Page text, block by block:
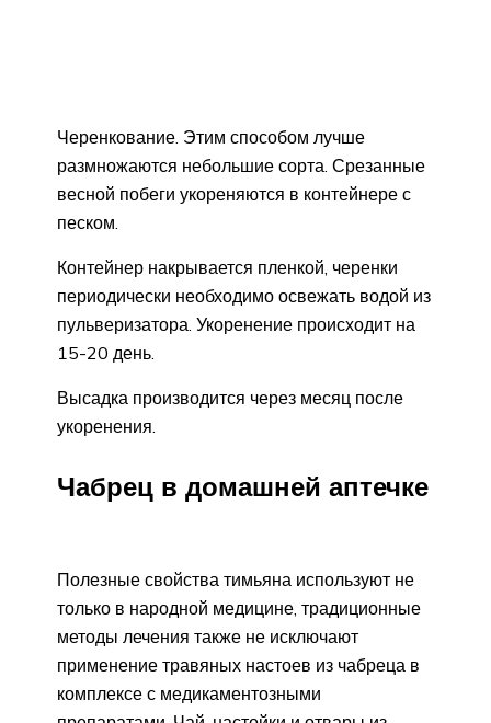
Черенкование. Этим способом лучше
размножаются небольшие сорта. Срезанные
весной побеги укореняются в контейнере с
песком.
Контейнер накрывается пленкой, черенки
периодически необходимо освежать водой из
пульверизатора. Укоренение происходит на
15-20 день.
Высадка производится через месяц после
укоренения.
Чабрец в домашней аптечке
Полезные свойства тимьяна используют не
только в народной медицине, традиционные
методы лечения также не исключают
применение травяных настоев из чабреца в
комплексе с медикаментозными